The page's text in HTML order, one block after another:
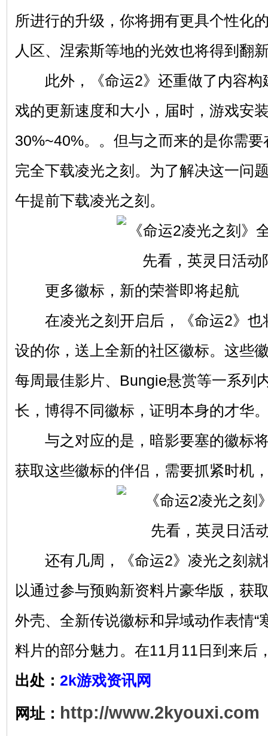
所进行的升级，你将拥有更具个性化
人区、涅索斯等地的光效也将得到翻
此外，《命运2》还重做了内容构
戏的更新速度和大小，届时，游戏安
30%~40%。。但与之而来的是你需
完全下载凌光之刻。为了解决这一问
午提前下载凌光之刻。
更多徽标，新的荣誉即将起航
在凌光之刻开启后，《命运2》也
设的你，送上全新的社区徽标。这些
每周最佳影片、Bungie悬赏等一系列
长，博得不同徽标，证明本身的才华
与之对应的是，暗影要塞的徽标将
获取这些徽标的伴侣，需要抓紧时机
还有几周，《命运2》凌光之刻就
以通过参与预购新资料片豪华版，获
外壳、全新传说徽标和异域动作表情“
料片的部分魅力。在11月11日到来后
出处： 2k游戏资讯网
网址： http://www.2kyouxi.com